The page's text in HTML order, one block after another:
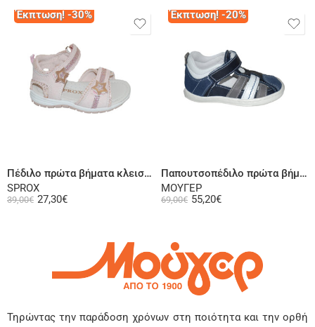
Έκπτωση! -30%
Πέδιλο πρώτα βήματα κλειστή φτέρνα ροζ
SPROX
39,00€ 27,30€
Έκπτωση! -20%
Παπουτσοπέδιλο πρώτα βήματα ψηλή φτέρνα δερμάτινο μπλε
ΜΟΥΓΕΡ
69,00€ 55,20€
Τηρώντας την παράδοση χρόνων στη ποιότητα και την ορθή